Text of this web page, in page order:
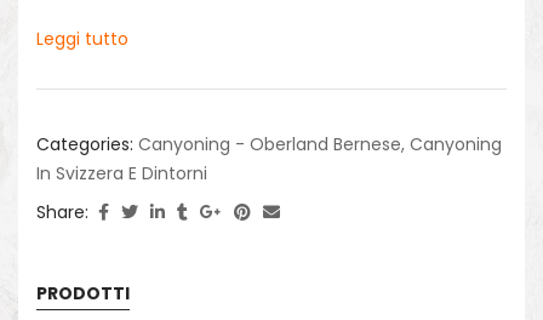
Leggi tutto
Categories: Canyoning - Oberland Bernese, Canyoning
In Svizzera E Dintorni
Share:
PRODOTTI